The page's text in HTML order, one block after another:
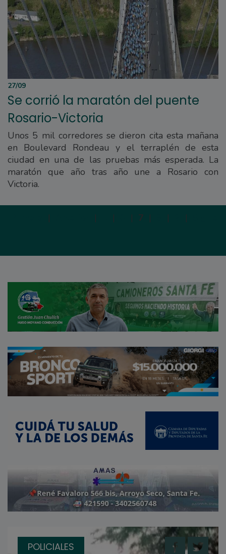
27/09
Se corrió la maratón del puente
Rosario-Victoria
Unos 5 mil corredores se dieron cita esta mañana
en Boulevard Rondeau y el terraplén de esta
ciudad en una de las pruebas más esperada. La
maratón que año tras año une a Rosario con
Victoria.
| | | | 7 | | |
POLICIALES